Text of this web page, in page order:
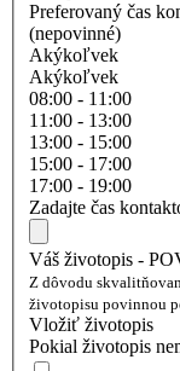
Preferovaný čas
(nepovinné)
Akýkoľvek
Akýkoľvek
08:00 - 11:00
11:00 - 13:00
13:00 - 15:00
15:00 - 17:00
17:00 - 19:00
Zadajte čas
Váš životopis -
Z dôvodu
životopisu povinnou
Vložiť životopis
Pokial životopis